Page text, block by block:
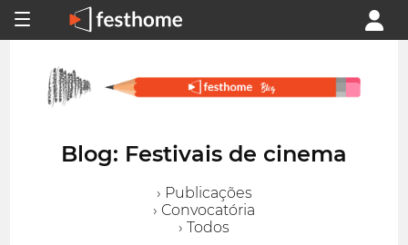
Blog: Festivais de cinema
› Publicações
› Convocatória
› Todos